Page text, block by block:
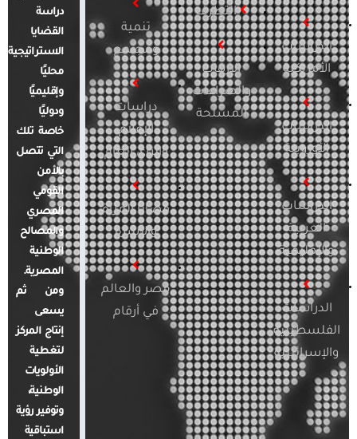
الدراسات
الأمريكية
الدراسات
الأوروبية
الدراسات
العربية
والإقليمية
الدراسات
الفلسطينية
والإسرائيلية
التطرف
الإرهاب
والصراعات
المسلحة
تنمية
ومجتمع
دراسات
الإعلام
والرأي العام
قضايا المرأة
والأسرة
مصر والعالم
في أرقام
دراسة
القضايا
الاستراتيجية
محليًا
وإقليميًا
ودوليًا
خاصة تلك
التي تتصل
بالأمن
القومي
المصري
والمصالح
الوطنية
المصرية.
ومن ثم
يسعى
إنتاج المركز
لتغطية
الأولويات
الوطنية،
وتوفير رؤية
استباقية